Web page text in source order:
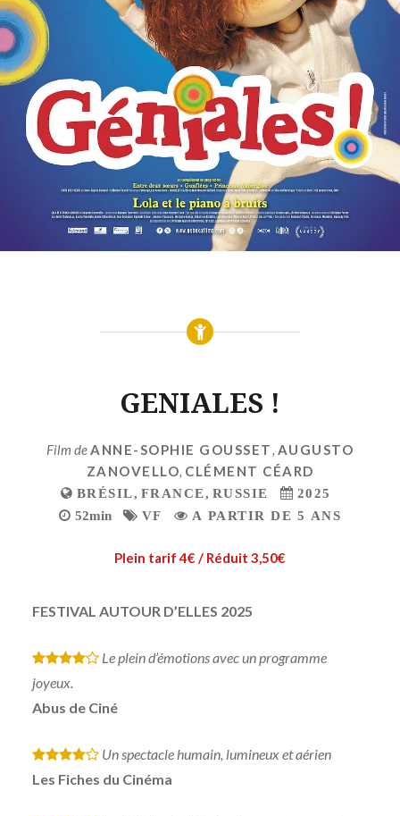
GENIALES !
Film deANNE-SOPHIE GOUSSET, AUGUSTO
ZANOVELLO, CLÉMENT CÉARD
BRÉSIL, FRANCE, RUSSIE
2025
52min
VF A PARTIR DE 5 ANS
Plein tarif 4€ / Réduit 3,50€
FESTIVAL AUTOUR D’ELLES 2025
* * * *
Le plein d’émotions avec un programme
joyeux.
Abus de Ciné
* * * *
Un spectacle humain, lumineux et aérien
Les Fiches du Cinéma